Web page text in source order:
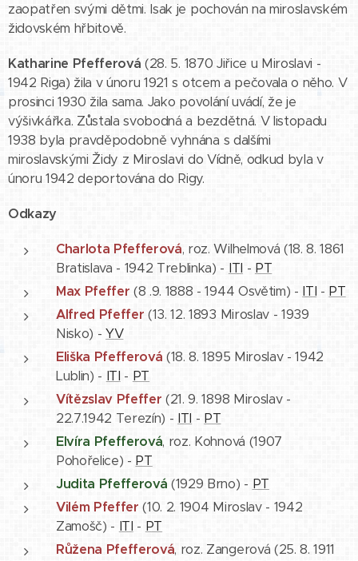
zaopatřen svými dětmi. Isak je pochován na miroslavském
židovském hřbitově.
Katharine Pfefferová (28. 5. 1870 Jiřice u Miroslavi -
1942 Riga) žila v únoru 1921 s otcem a pečovala o něho. V
prosinci 1930 žila sama. Jako povolání uvádí, že je
výšivkářka. Zůstala svobodná a bezdětná. V listopadu
1938 byla pravděpodobně vyhnána s dalšími
miroslavskými Židy z Miroslavi do Vídně, odkud byla v
únoru 1942 deportována do Rigy.
Odkazy
Charlota Pfefferová, roz. Wilhelmová (18. 8. 1861
Bratislava - 1942 Treblinka) - ITI - PT
Max Pfeffer (8 .9. 1888 - 1944 Osvětim) - ITI - PT
Alfred Pfeffer (13. 12. 1893 Miroslav - 1939
Nisko) -YV
Eliška Pfefferová (18. 8. 1895 Miroslav - 1942
Lublin) - ITI - PT
Vítězslav Pfeffer (21. 9. 1898 Miroslav -
22.7.1942 Terezín) - ITI - PT
Elvíra Pfefferová, roz. Kohnová (1907
Pohořelice) - PT
Judita Pfefferová (1929 Brno) - PT
Vilém Pfeffer (10. 2. 1904 Miroslav - 1942
Zamošč) - ITI - PT
Růžena Pfefferová, roz. Zangerová (25. 8. 1911